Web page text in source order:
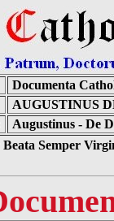
Documenta
AUGUSTINUS
Augustinus - De
Semper